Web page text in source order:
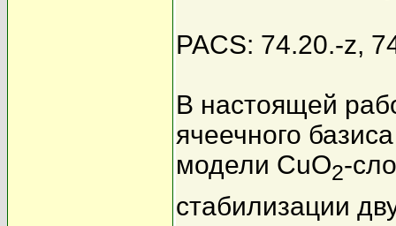
PACS: 74.20.-z,
В настоящей
ячеечного
модели CuO2-
стабилизации